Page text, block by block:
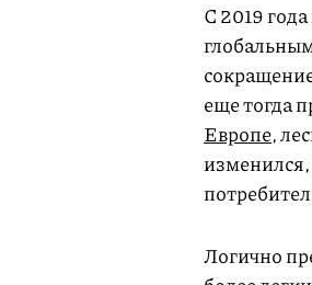
С 2019
еще тогда
Европе,
изменился,
Логично